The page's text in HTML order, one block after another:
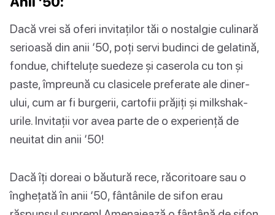
Dacă vrei să oferi invitaților tăi o nostalgie culinară
serioasă din anii ‘50, poți servi budinci de gelatină,
fondue, chifteluțe suedeze și caserola cu ton și
paste, împreună cu clasicele preferate ale diner-
ului, cum ar fi burgerii, cartofii prăjiți și milkshak-
urile. Invitații vor avea parte de o experiență de
neuitat din anii ‘50!
Dacă îți doreai o băutură rece, răcoritoare sau o
înghețată în anii ‘50, fântânile de sifon erau